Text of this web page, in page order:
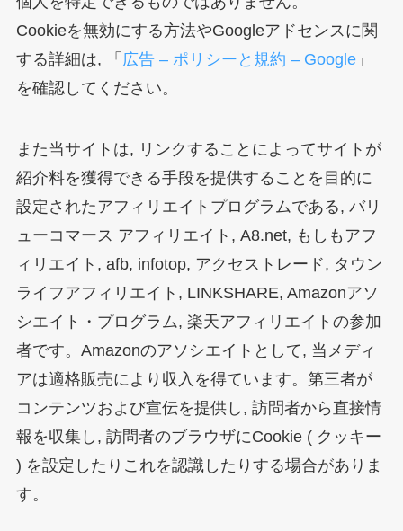
Cookieを無効にする方法やGoogleアドセンスに関
する詳細は, 「 広告 – ポリシーと規約 – Google」
を確認してください。
また当サイトは, リンクすることによってサイトが
紹介料を獲得できる手段を提供することを目的に
設定されたアフィリエイトプログラムである, バリ
ューコマース アフィリエイト, A8.net, もしもアフ
ィリエイト, afb, infotop, アクセストレード, タウン
ライフアフィリエイト, LINKSHARE, Amazonアソ
シエイト・プログラム, 楽天アフィリエイトの参加
者です。 Amazonのアソシエイトとして, 当メディ
アは適格販売により収入を得ています。 第三者が
コンテンツおよび宣伝を提供し, 訪問者から直接情
報を収集し, 訪問者のブラウザにCookie ( クッキー
) を設定したりこれを認識したりする場合がありま
す。